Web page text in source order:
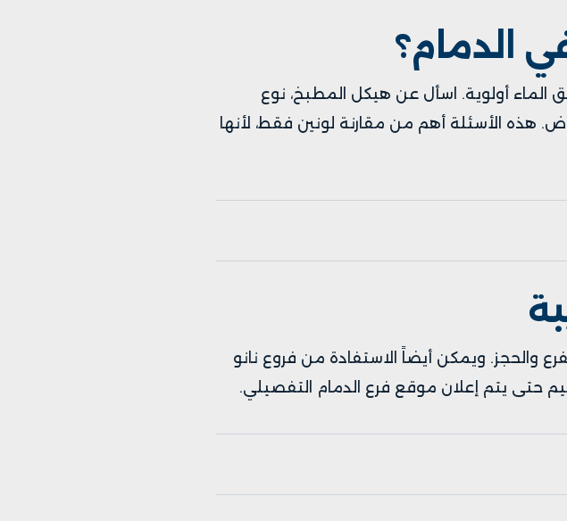
الدمام؟
أولوية. اسأل عن هيكل المطبخ، نوع
هذه الأسئلة أهم من مقارنة لونين فقط، لأنها
والحجز. ويمكن أيضاً الاستفادة من فروع نانو
حتى يتم إعلان موقع فرع الدمام التفصيلي.